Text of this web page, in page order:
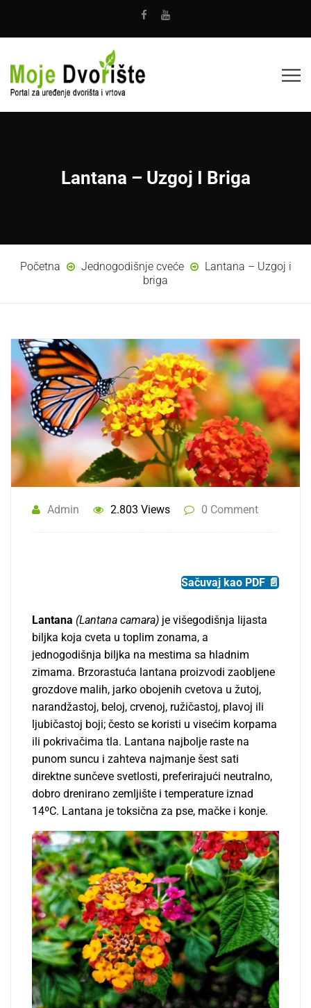
Lantana – Uzgoj I Briga
Početna Jednogodišnje cveće
Lantana – Uzgoj i
briga
Admin 2.803 Views 0 Comment
Sačuvaj kao PDF 📄
Lantana (Lantana camara) je višegodišnja lijasta
biljka koja cveta u toplim zonama, a
jednogodišnja biljka na mestima sa hladnim
zimama. Brzorastuća lantana proizvodi zaobljene
grozdove malih, jarko obojenih cvetova u žutoj,
narandžastoj, beloj, crvenoj, ružičastoj, plavoj ili
ljubičastoj boji; često se koristi u visećim korpama
ili pokrivačima tla. Lantana najbolje raste na
punom suncu i zahteva najmanje šest sati
direktne sunčeve svetlosti, preferirajući neutralno,
dobro drenirano zemljište i temperature iznad
14ºC. Lantana je toksična za pse, mačke i konje.